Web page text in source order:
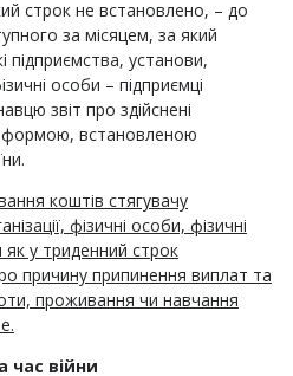
строк не встановлено, – до
за місяцем, за який
підприємства, установи,
особи – підприємці
звіт про здійснені
формою, встановленою
коштів стягувачу
фізичні особи, фізичні
як у триденний строк
причину припинення виплат та
проживання чи навчання
час війни